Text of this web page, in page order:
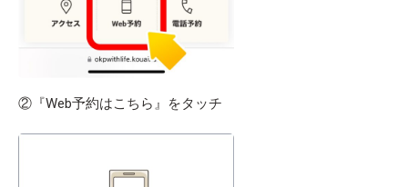
②『Web予約はこちら』をタッチ